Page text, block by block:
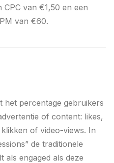
van €1,50 en een
van €60.
het percentage gebruikers
of content: likes,
of video-views. In
de traditionele
als engaged als deze